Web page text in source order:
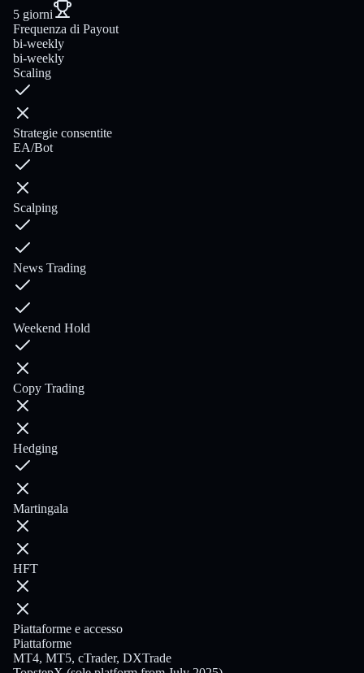
5 giorni
Frequenza di Payout
bi-weekly
bi-weekly
Scaling
Strategie consentite
EA/Bot
Scalping
News Trading
Weekend Hold
Copy Trading
Hedging
Martingala
HFT
Piattaforme e accesso
Piattaforme
MT4, MT5, cTrader, DXTrade